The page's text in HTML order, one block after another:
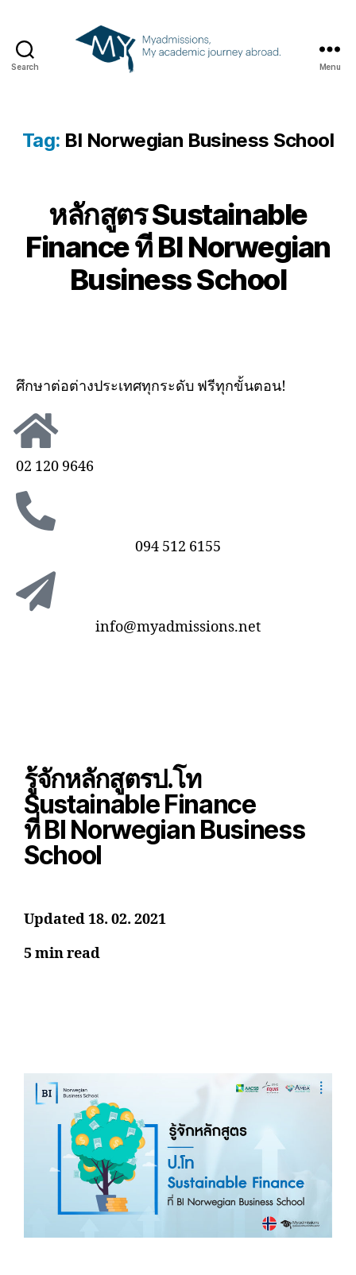
Search Menu
Tag: BI Norwegian Business School
หลักสูตร Sustainable
Finance ที BI Norwegian
Business School
ศึกษาต่อต่างประเทศทุกระดับ ฟรีทุกขั้นตอน!
02 120 9646
094 512 6155
info@myadmissions.net
รู้จักหลักสูตรป.โท
Sustainable Finance
ที่ BI Norwegian Business
School
Updated 18. 02. 2021
5 min read